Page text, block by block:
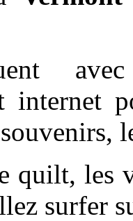
internet
quilt, les
surfer